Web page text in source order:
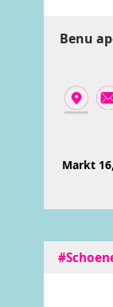
Benu
Markt